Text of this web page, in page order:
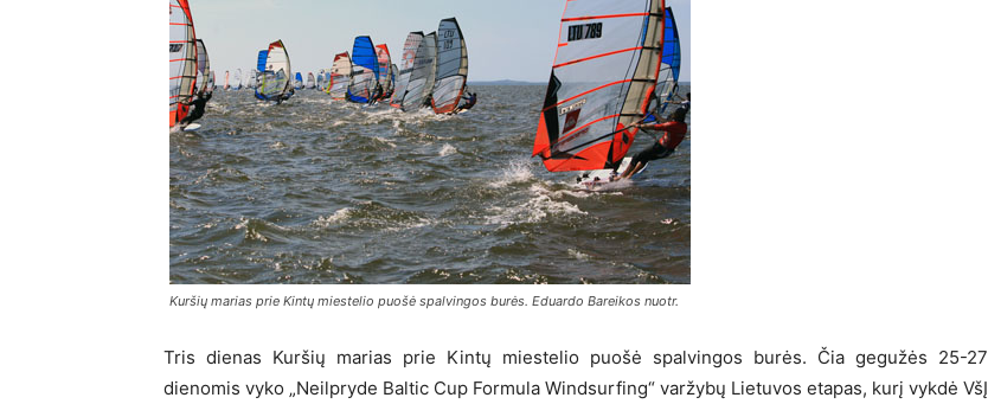
Kuršių marias prie Kintų miestelio puošė spalvingos burės. Eduardo Bareikos nuotr.
Tris dienas Kuršių marias prie Kintų miestelio puošė spalvingos burės. Čia gegužės 25-27
dienomis vyko „Neilpryde Baltic Cup Formula Windsurfing“ varžybų Lietuvos etapas, kurį vykdė VšĮ